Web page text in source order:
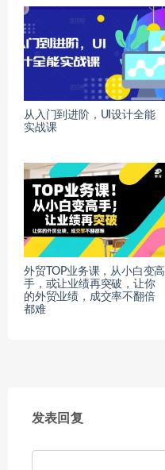
从入门到进阶，UI设计全能
实战课
外贸TOP业务课，从小白变高
手，或让业绩再突破，让你
的外贸业绩，成交率不翻倍
都难
发表回复